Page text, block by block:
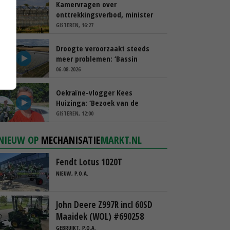
Kamervragen over
onttrekkingsverbod, minister
spreekt van ‘ondernemersrisico’
GISTEREN, 16:27
Droogte veroorzaakt steeds
meer problemen: ‘Bassin
afgelopen week al leeg’
06-08-2026
Oekraïne-vlogger Kees
Huizinga: ‘Bezoek van de
ambassade mag zelf groente
GISTEREN, 12:00
OP MECHANISATIEMARKT.NL
Fendt Lotus 1020T
NIEUW, P.O.A.
John Deere Z997R incl 60SD
Maaidek (WOL) #690258
GEBRUIKT, P.O.A.